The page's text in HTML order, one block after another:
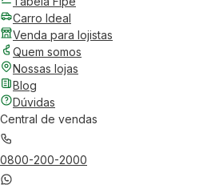
Carro Ideal
Venda para lojistas
Quem somos
Nossas lojas
Blog
Dúvidas
Central de vendas
0800-200-2000